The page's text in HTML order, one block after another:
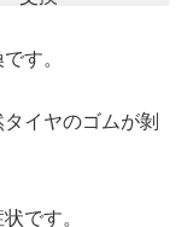
す。
イヤのゴムが剝
です。